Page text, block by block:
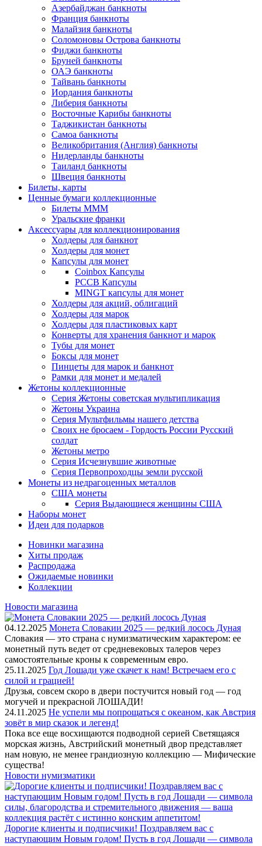
Азербайджан банкноты
Франция банкноты
Малайзия банкноты
Соломоновы Острова банкноты
Фиджи банкноты
Бруней банкноты
ОАЭ банкноты
Тайвань банкноты
Иордания банкноты
Либерия банкноты
Восточные Карибы банкноты
Таджикистан банкноты
Самоа банкноты
Великобритания (Англия) банкноты
Нидерланды банкноты
Таиланд банкноты
Швеция банкноты
Билеты, карты
Ценные бумаги коллекционные
Билеты МММ
Уральские франки
Аксессуары для коллекционирования
Холдеры для банкнот
Холдеры для монет
Капсулы для монет
Coinbox Капсулы
РССВ Капсулы
MINGT капсулы для монет
Холдеры для акций, облигаций
Холдеры для марок
Холдеры для пластиковых карт
Конверты для хранения банкнот и марок
Тубы для монет
Боксы для монет
Пинцеты для марок и банкнот
Рамки для монет и медалей
Жетоны коллекционные
Серия Жетоны советская мультипликация
Жетоны Украина
Серия Мультфильмы нашего детства
Своих не бросаем - Гордость России Русский
солдат
Жетоны метро
Серия Исчезнувшие животные
Серия Первопроходцы земли русской
Монеты из недрагоценных металлов
США монеты
Серия Выдающиеся женщины США
Наборы монет
Идеи для подарков
Новинки магазина
Хиты продаж
Распродажа
Ожидаемые новинки
Коллекции
Новости магазина
04.12.2025 Монета Словакии 2025 — редкий лосось Дуная
Словакия — это страна с нумизматическим характером: ее
монетный путь ведет от средневековых талеров через
самостоятельные кроны к современным евро.
25.11.2025 Год Лошади уже скачет к нам! Встречаем его с
силой и грацией!
Друзья, совсем скоро в двери постучится новый год — год
могучей и прекрасной ЛОШАДИ!
24.11.2025 Не успели мы попрощаться с океаном, как Австрия
зовёт в мир сказок и легенд!
Пока все еще восхищаются подводной серией Светящаяся
морская жизнь, Австрийский монетный двор представляет
нам новую, не менее грандиозную коллекцию — Мифические
существа!
Новости нумизматики
Дорогие клиенты и подписчики! Поздравляем вас с
наступающим Новым годом! Пусть в год Лошади — символа